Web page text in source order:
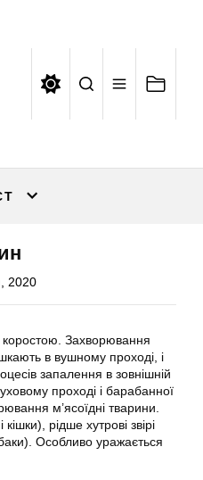
2020
коростою. Захворювання
в вушному проході, і
запалення в зовнішній
проході і барабанної
м’ясоїдні тварини.
рідше хутрові звірі
Особливо уражається